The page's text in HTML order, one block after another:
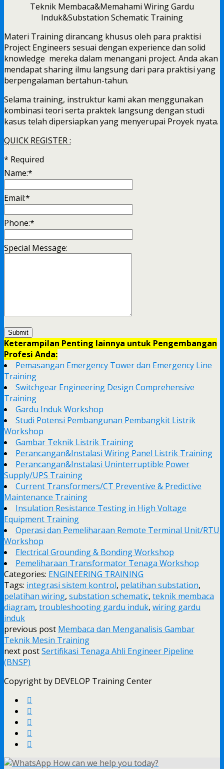
Teknik Membaca&Memahami Wiring Gardu
Induk&Substation Schematic Training
Materi Training dirancang khusus oleh para praktisi
Project Engineers sesuai dengan experience dan solid
knowledge mereka dalam menangani project. Anda akan
mendapat sharing ilmu langsung dari para praktisi yang
berpengalaman bertahun-tahun.
Selama training, instruktur kami akan menggunakan
kombinasi teori serta praktek langsung dengan studi
kasus telah dipersiapkan yang menyerupai Proyek nyata.
QUICK REGISTER :
* Required
Name:*
Email:*
Phone:*
Special Message:
Keterampilan Penting lainnya untuk Pengembangan
Profesi Anda:
Pemasangan Emergency Tower dan Emergency Line
Training
Switchgear Engineering Design Comprehensive
Training
Gardu Induk Workshop
Studi Potensi Pembangunan Pembangkit Listrik
Workshop
Gambar Teknik Listrik Training
Perancangan&Instalasi Wiring Panel Listrik Training
Perancangan&Instalasi Uninterruptible Power
Supply/UPS Training
Current Transformers/CT Preventive & Predictive
Maintenance Training
Insulation Resistance Testing in High Voltage
Equipment Training
Operasi dan Pemeliharaan Remote Terminal Unit/RTU
Workshop
Electrical Grounding & Bonding Workshop
Pemeliharaan Transformator Tenaga Workshop
Categories: ENGINEERING TRAINING
Tags: integrasi sistem kontrol, pelatihan substation,
pelatihan wiring, substation schematic, teknik membaca
diagram, troubleshooting gardu induk, wiring gardu
induk
previous post Membaca dan Menganalisis Gambar
Teknik Mesin Training
next postSertifikasi Tenaga Ahli Engineer Pipeline
(BNSP)
Copyright by DEVELOP Training Center
How can we help you today?